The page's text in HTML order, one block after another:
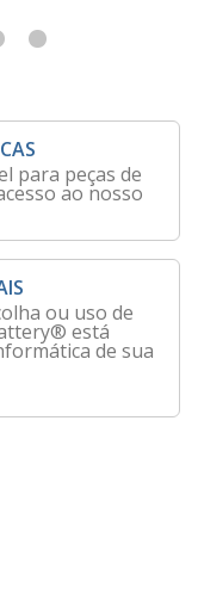
para peças de
ao nosso
ou uso de
está
de sua